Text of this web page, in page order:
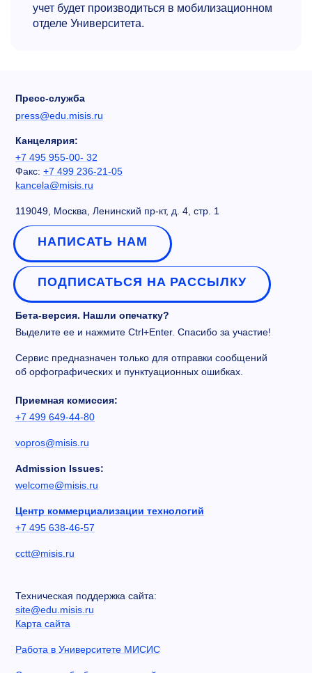
учет будет производиться в мобилизационном
отделе Университета.
Пресс-служба
press@edu.misis.ru
Канцелярия:
+7 495 955-00- 32
Факс: +7 499 236-21-05
kancela@misis.ru
119049, Москва, Ленинский пр-кт, д. 4, стр. 1
НАПИСАТЬ НАМ
ПОДПИСАТЬСЯ НА РАССЫЛКУ
Бета-версия. Нашли опечатку?
Выделите ее и нажмите Ctrl+Enter. Спасибо за участие!
Сервис предназначен только для отправки сообщений
об орфографических и пунктуационных ошибках.
Приемная комиссия:
+7 499 649-44-80
vopros@misis.ru
Admission Issues:
welcome@misis.ru
Центр коммерциализации технологий
+7 495 638-46-57
cctt@misis.ru
Техническая поддержка сайта:
site@edu.misis.ru
Карта сайта
Работа в Университете МИСИС